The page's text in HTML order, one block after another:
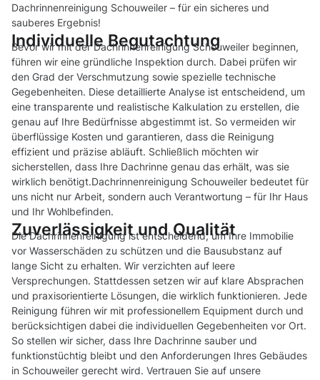
Dachrinnenreinigung Schouweiler – für ein sicheres und
sauberes Ergebnis!
Individuelle Begutachtung
Bevor wir mit der Dachrinnenreinigung Schouweiler beginnen,
führen wir eine gründliche Inspektion durch. Dabei prüfen wir
den Grad der Verschmutzung sowie spezielle technische
Gegebenheiten. Diese detaillierte Analyse ist entscheidend, um
eine transparente und realistische Kalkulation zu erstellen, die
genau auf Ihre Bedürfnisse abgestimmt ist. So vermeiden wir
überflüssige Kosten und garantieren, dass die Reinigung
effizient und präzise abläuft. Schließlich möchten wir
sicherstellen, dass Ihre Dachrinne genau das erhält, was sie
wirklich benötigt.Dachrinnenreinigung Schouweiler bedeutet für
uns nicht nur Arbeit, sondern auch Verantwortung – für Ihr Haus
und Ihr Wohlbefinden.
Zuverlässigkeit und Qualität
Die Dachrinnenreinigung ist entscheidend, um Ihre Immobilie
vor Wasserschäden zu schützen und die Bausubstanz auf
lange Sicht zu erhalten. Wir verzichten auf leere
Versprechungen. Stattdessen setzen wir auf klare Absprachen
und praxisorientierte Lösungen, die wirklich funktionieren. Jede
Reinigung führen wir mit professionellem Equipment durch und
berücksichtigen dabei die individuellen Gegebenheiten vor Ort.
So stellen wir sicher, dass Ihre Dachrinne sauber und
funktionstüchtig bleibt und den Anforderungen Ihres Gebäudes
in Schouweiler gerecht wird. Vertrauen Sie auf unsere